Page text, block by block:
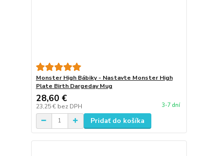
Monster High Bábiky - Nastavte Monster High
Plate Birth Dargeday Mug
28,60 €
23,25 € bez DPH 3-7 dní
Pridať do košíka